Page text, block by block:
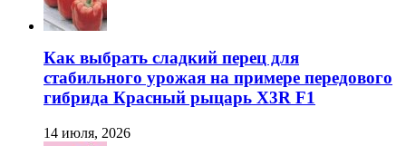
Как выбрать сладкий перец для
стабильного урожая на примере передового
гибрида Красный рыцарь X3R F1
14 июля, 2026